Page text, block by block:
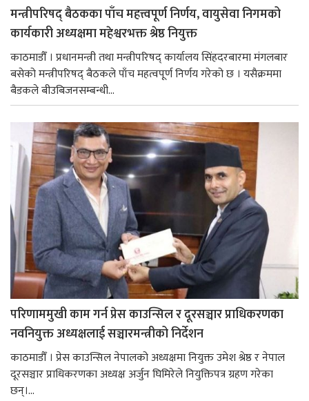
मन्त्रीपरिषद् बैठकका पाँच महत्त्वपूर्ण निर्णय, वायुसेवा निगमको
कार्यकारी अध्यक्षमा महेश्वरभक्त श्रेष्ठ नियुक्त
काठमाडौँ । प्रधानमन्त्री तथा मन्त्रीपरिषद् कार्यालय सिंहदरबारमा मंगलबार
बसेको मन्त्रीपरिषद् बैठकले पाँच महत्वपूर्ण निर्णय गरेको छ । यसैक्रममा
बैडकले बीउबिजनसम्बन्धी...
परिणाममुखी काम गर्न प्रेस काउन्सिल र दूरसञ्चार प्राधिकरणका
नवनियुक्त अध्यक्षलाई सञ्चारमन्त्रीको निर्देशन
काठमाडौँ । प्रेस काउन्सिल नेपालको अध्यक्षमा नियुक्त उमेश श्रेष्ठ र नेपाल
दूरसञ्चार प्राधिकरणका अध्यक्ष अर्जुन घिमिरेले नियुक्तिपत्र ग्रहण गरेका
छन्।...